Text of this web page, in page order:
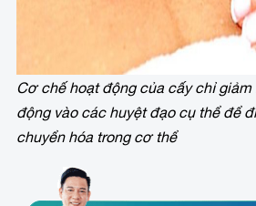
Cơ chế hoạt động của cấy chỉ
động vào các huyệt đạo cụ thể để
chuyển hóa trong cơ thể